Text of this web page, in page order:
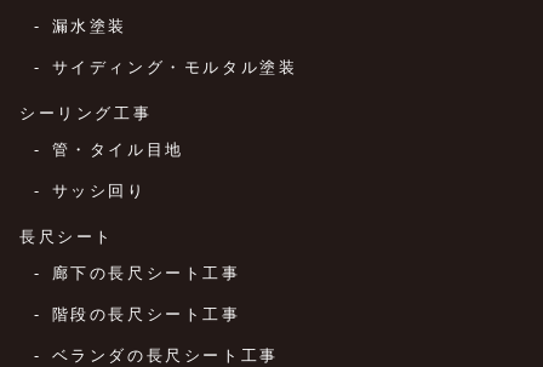
漏水塗装
サイディング・モルタル塗装
シーリング工事
管・タイル目地
サッシ回り
長尺シート
廊下の長尺シート工事
階段の長尺シート工事
ベランダの長尺シート工事